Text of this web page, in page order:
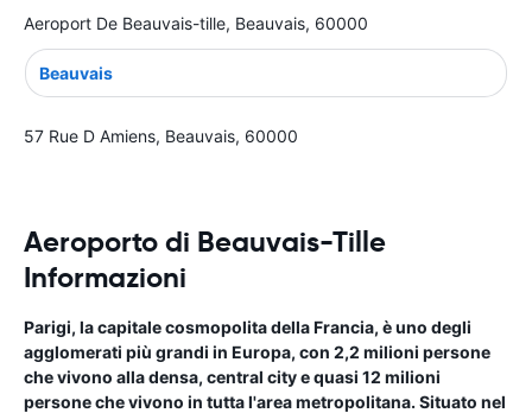
Aeroport De Beauvais-tille, Beauvais, 60000
Beauvais
57 Rue D Amiens, Beauvais, 60000
Aeroporto di Beauvais-Tille
Informazioni
Parigi, la capitale cosmopolita della Francia, è uno degli
agglomerati più grandi in Europa, con 2,2 milioni persone
che vivono alla densa, central city e quasi 12 milioni
persone che vivono in tutta l'area metropolitana. Situato nel